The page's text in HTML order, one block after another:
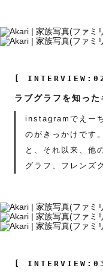
[
ラブグラフを知った
instagramでえー
のがきっかけです
と、それ以来、他
グラフ、フレンズ
[